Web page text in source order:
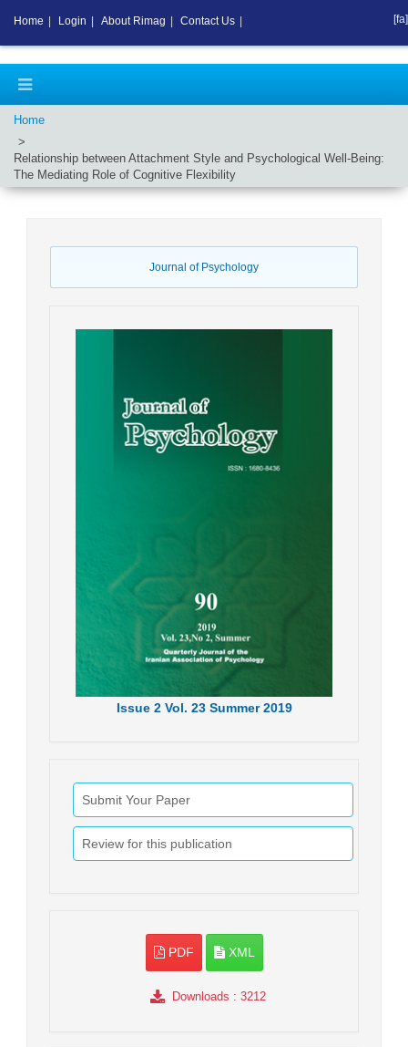
Home
Relationship between Attachment Style and Psychological Well-Being:
The Mediating Role of Cognitive Flexibility
Journal of Psychology
Issue2 Vol. 23 Summer 2019
Submit Your Paper
Review for this publication
PDF XML
Downloads : 3212
Home Login About Rimag Contact Us [fa]